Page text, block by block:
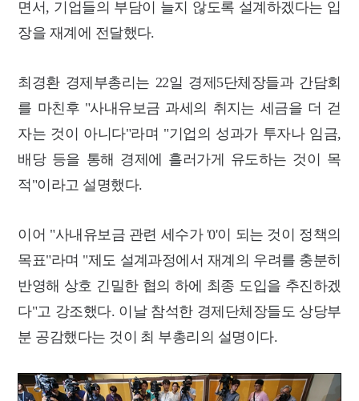
면서, 기업들의 부담이 늘지 않도록 설계하겠다는 입
장을 재계에 전달했다.
최경환 경제부총리는 22일 경제5단체장들과 간담회
를 마친후 "사내유보금 과세의 취지는 세금을 더 걷
자는 것이 아니다"라며 "기업의 성과가 투자나 임금,
배당 등을 통해 경제에 흘러가게 유도하는 것이 목
적"이라고 설명했다.
이어 "사내유보금 관련 세수가 '0'이 되는 것이 정책의
목표"라며 "제도 설계과정에서 재계의 우려를 충분히
반영해 상호 긴밀한 협의 하에 최종 도입을 추진하겠
다"고 강조했다. 이날 참석한 경제단체장들도 상당부
분 공감했다는 것이 최 부총리의 설명이다.